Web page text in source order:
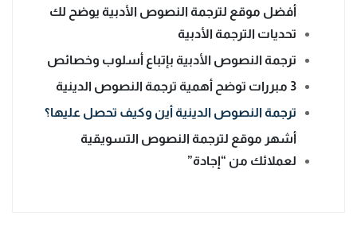
أفضل موقع لترجمة النصوص الأدبية يوضح لك
تحديات الترجمة الأدبية
ترجمة النصوص الأدبية بإتباع أسلوب وخصائص
3 مبررات توضح أهمية ترجمة النصوص الدينية
ترجمة النصوص الدينية أين وكيف تحصل عليها؟
أشهر موقع لترجمة النصوص التسويقية
لعملائك من “إجادة”